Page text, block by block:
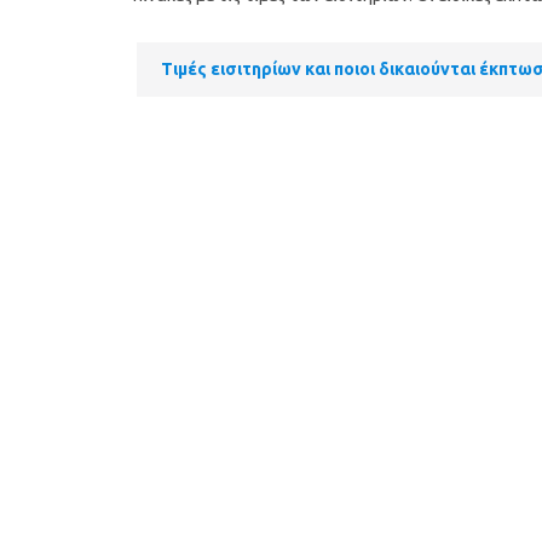
Τιμές εισιτηρίων και ποιοι δικαιούνται